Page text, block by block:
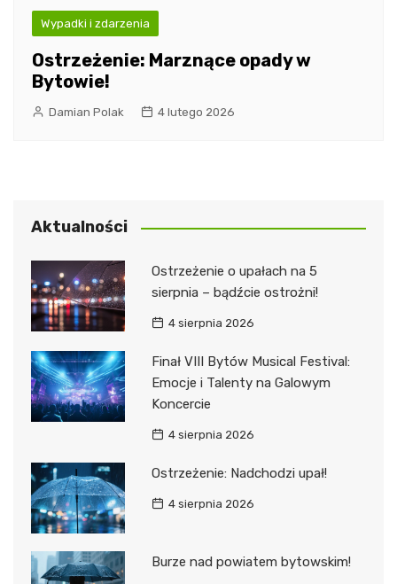
Wypadki i zdarzenia
Ostrzeżenie: Marznące opady w
Bytowie!
Damian Polak 4 lutego 2026
Aktualności
Ostrzeżenie o upałach na 5
sierpnia – bądźcie ostrożni!
4 sierpnia 2026
Finał VIII Bytów Musical Festival:
Emocje i Talenty na Galowym
Koncercie
4 sierpnia 2026
Ostrzeżenie: Nadchodzi upał!
4 sierpnia 2026
Burze nad powiatem bytowskim!